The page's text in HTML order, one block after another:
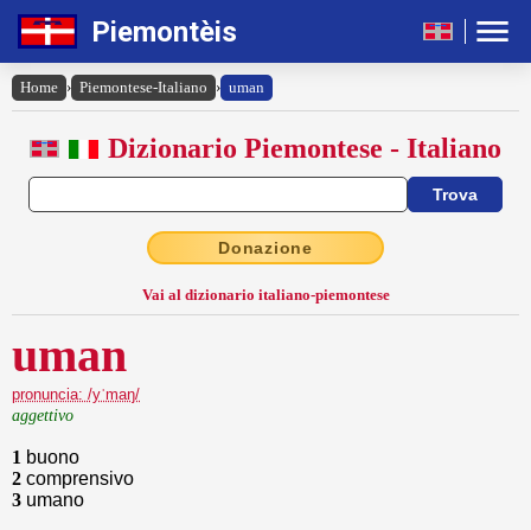
Piemontèis
Home › Piemontese-Italiano › uman
Dizionario Piemontese - Italiano
Donazione
Vai al dizionario italiano-piemontese
uman
pronuncia: /yˈmaŋ/
aggettivo
1 buono
2 comprensivo
3 umano